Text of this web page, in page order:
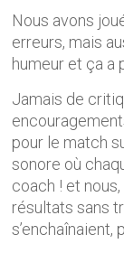
Nous avons
erreurs, mais
humeur et ça a
Jamais de
pour le match
sonore où
coach ! et
résultats sans
s’enchaînaient,